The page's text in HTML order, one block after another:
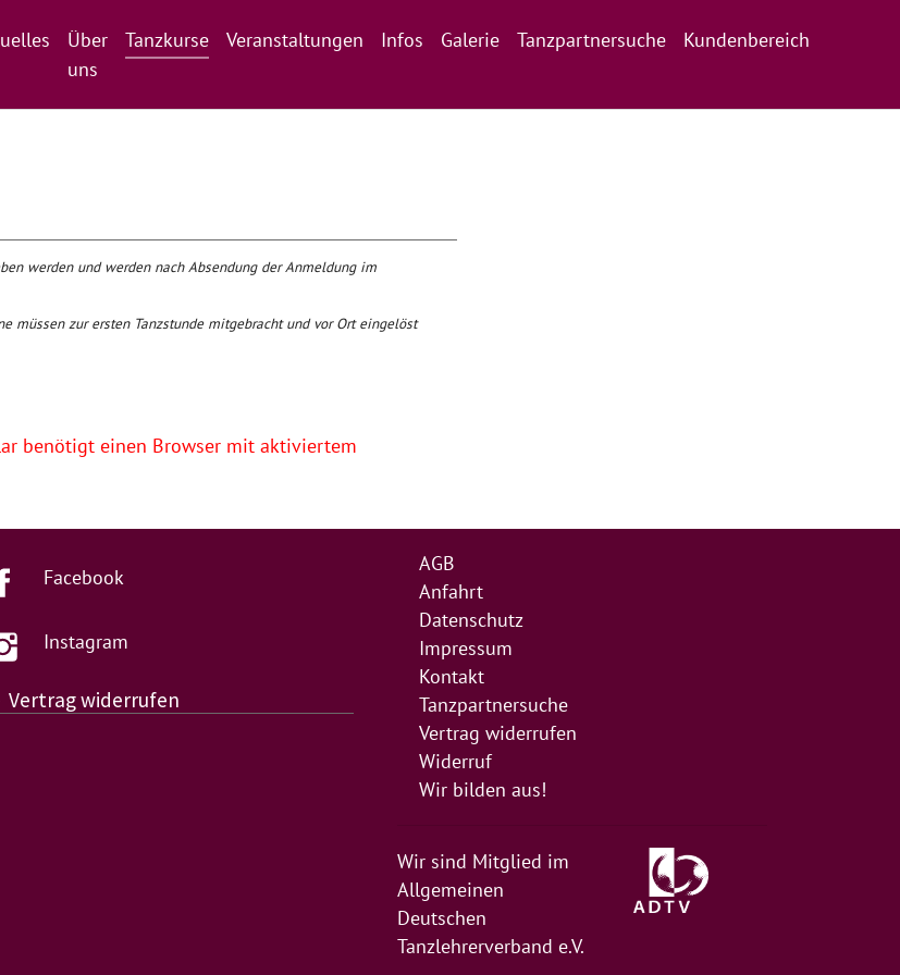
Über
uns
Tanzkurse Veranstaltungen Infos Galerie Tanzpartnersuche Kundenbereich
werden und werden nach Absendung der Anmeldung im
müssen zur ersten Tanzstunde mitgebracht und vor Ort eingelöst
benötigt einen Browser mit aktiviertem
Facebook
Instagram
widerrufen
AGB
Anfahrt
Datenschutz
Impressum
Kontakt
Tanzpartnersuche
Vertrag widerrufen
Widerruf
Wir bilden aus!
Wir sind Mitglied im
Allgemeinen
Deutschen
Tanzlehrerverband e.V.